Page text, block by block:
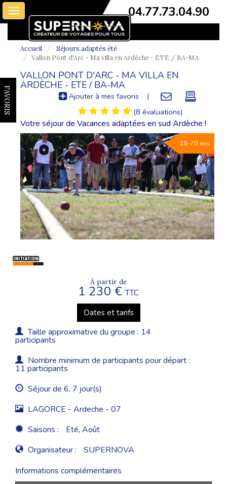
04.77.73.04.90
Toggle
navigation
FAVORIS
Accueil
Séjours adaptés été
Vallon Pont d'Arc - Ma villa en Ardèche - ETE / BA-MA
VALLON PONT D'ARC - MA VILLA EN
ARDÈCHE - ETE / BA-MA
Ajouter à mes favoris |
(8 évaluations)
Votre séjour de Vacances adaptées en sud Ardèche !
18-70 ans
À partir de
1 230 €TTC
Dates et tarifs
Taille approximative du groupe : 14
participants
Nombre minimum de participants pour départ :
11 participants
Séjour de 6, 7 jour(s)
LAGORCE - Ardeche - 07
Saisons :
Eté, Août
Organisateur :
SUPERNOVA
Informations complémentaires